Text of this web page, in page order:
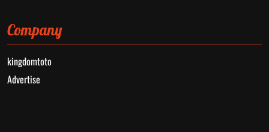
Company
kingdomtoto
Advertise